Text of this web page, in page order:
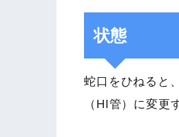
状態
蛇口をひねると
（HI管）に変更